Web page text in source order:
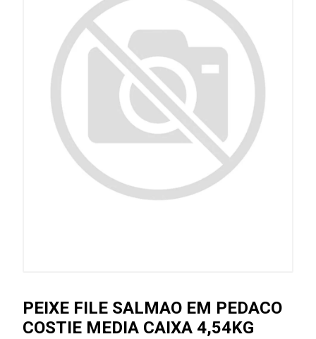
PEIXE FILE SALMAO EM PEDACO
COSTIE MEDIA CAIXA 4,54KG